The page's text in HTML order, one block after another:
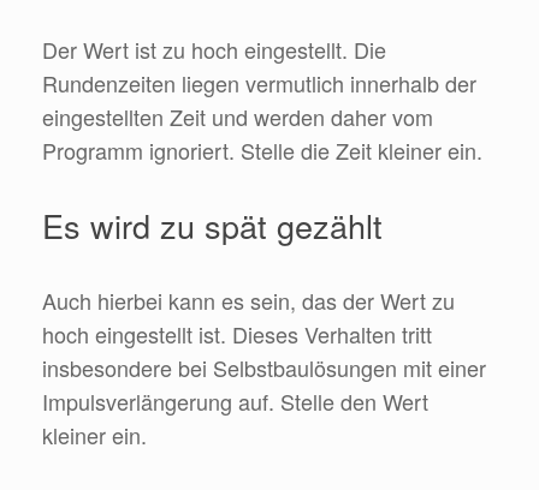
Der Wert ist zu hoch eingestellt. Die
Rundenzeiten liegen vermutlich innerhalb der
eingestellten Zeit und werden daher vom
Programm ignoriert. Stelle die Zeit kleiner ein.
Es wird zu spät gezählt
Auch hierbei kann es sein, das der Wert zu
hoch eingestellt ist. Dieses Verhalten tritt
insbesondere bei Selbstbaulösungen mit einer
Impulsverlängerung auf. Stelle den Wert
kleiner ein.